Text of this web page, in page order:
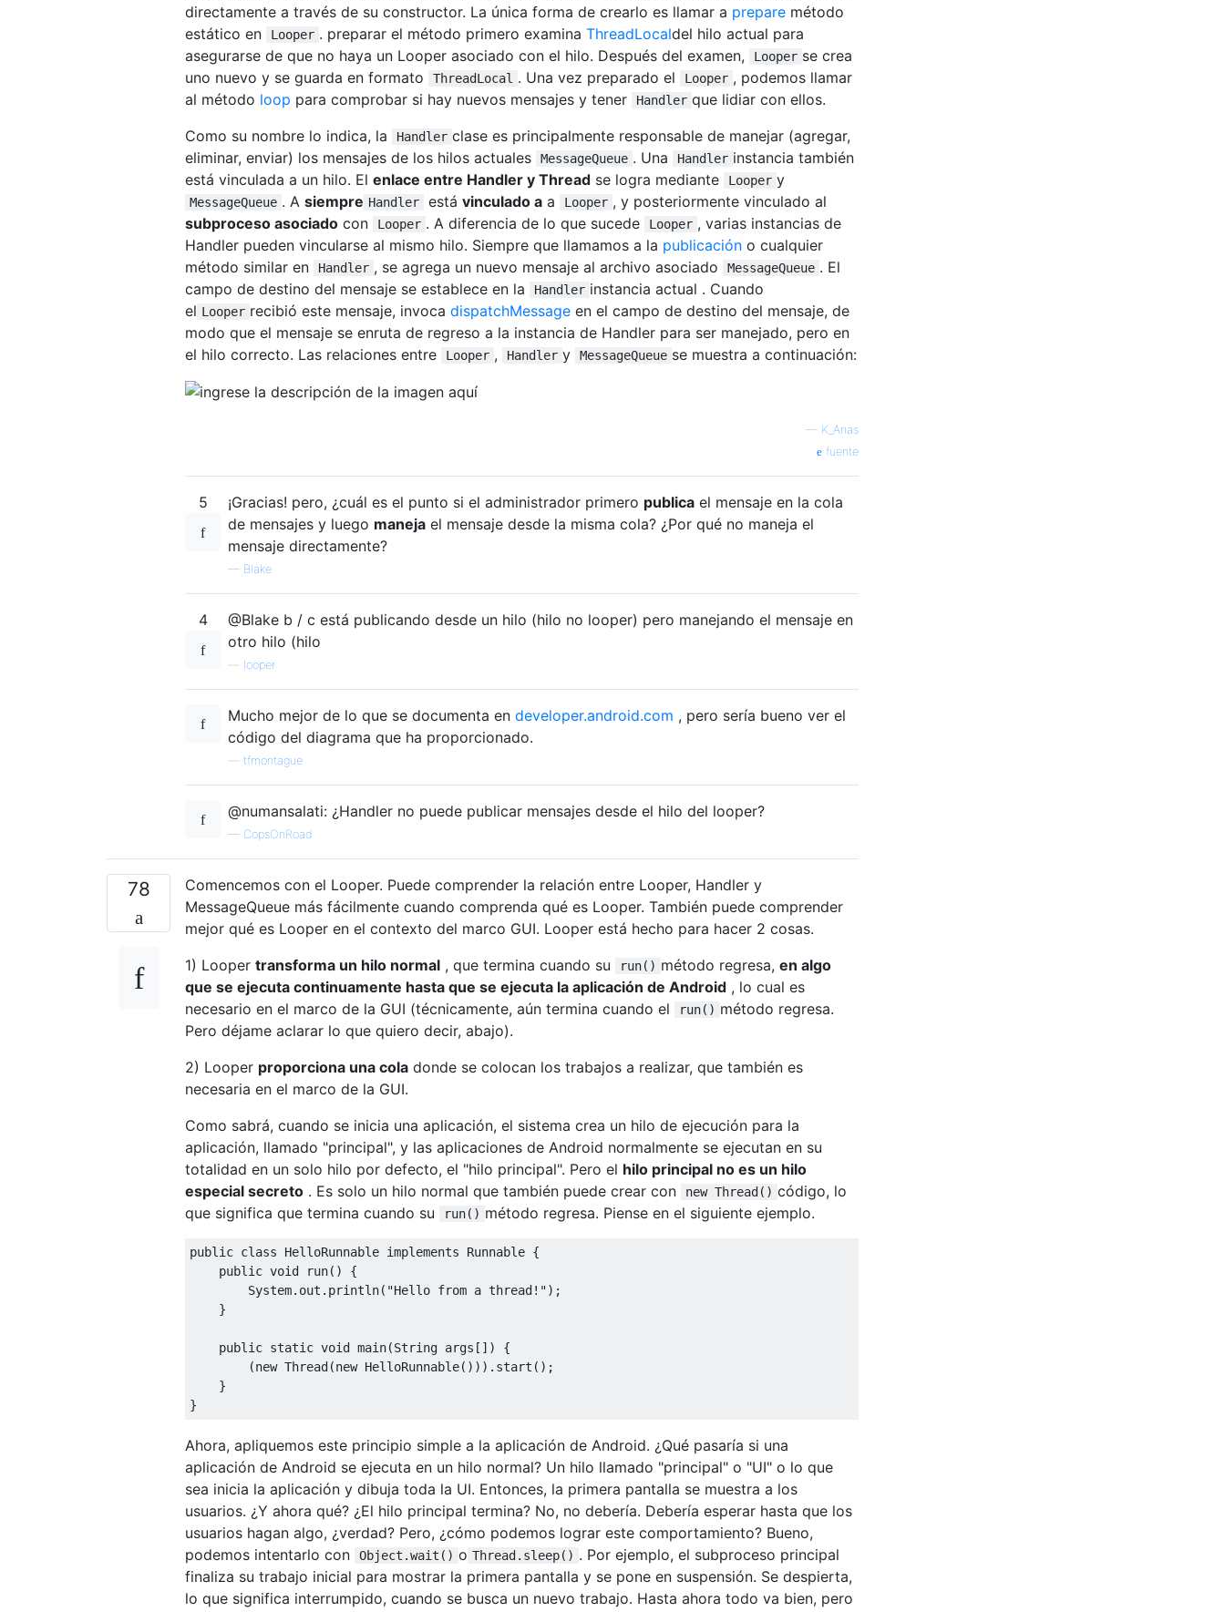
directamente a través de su constructor. La única forma de crearlo es llamar a prepare método
estático en
Looper . preparar el método primero examina ThreadLocaldel hilo actual para
asegurarse de que no haya un Looper asociado con el hilo. Después del examen,
Looper se crea
uno nuevo y se guarda en formato
ThreadLocal . Una vez preparado el Looper , podemos llamar
al método loop para comprobar si hay nuevos mensajes y tener Handler que lidiar con ellos.
Como su nombre lo indica, la
Handler clase es principalmente responsable de manejar (agregar,
eliminar, enviar) los mensajes de los hilos actuales
MessageQueue . Una Handler instancia también
está vinculada a un hilo. El enlace entre Handler y Thread se logra mediante Looper y
MessageQueue . A siempre Handler está vinculado a a Looper , y posteriormente vinculado al
subproceso asociado con Looper . A diferencia de lo que sucede Looper , varias instancias de
Handler pueden vincularse al mismo hilo. Siempre que llamamos a la publicación o cualquier
método similar en
Handler , se agrega un nuevo mensaje al archivo asociado MessageQueue . El
campo de destino del mensaje se establece en la
Handler instancia actual . Cuando
el Looper recibió este mensaje, invoca dispatchMessage en el campo de destino del mensaje, de
modo que el mensaje se enruta de regreso a la instancia de Handler para ser manejado, pero en
el hilo correcto. Las relaciones entre
Looper , Handler y MessageQueue se muestra a continuación:
— K_Anas
fuente
5 ¡Gracias! pero, ¿cuál es el punto si el administrador primero publica el mensaje en la cola
de mensajes y luego maneja el mensaje desde la misma cola? ¿Por qué no maneja el
mensaje directamente?
— Blake
4
@Blake b / c está publicando desde un hilo (hilo no looper) pero manejando el mensaje en
otro hilo (hilo
looper
Mucho mejor de lo que se documenta en developer.android.com , pero sería bueno ver el
código del diagrama que ha proporcionado.
tfmontague
@numansalati: ¿Handler no puede publicar mensajes desde el hilo del looper?
— CopsOnRoad
78
Comencemos con el Looper. Puede comprender la relación entre Looper, Handler y
MessageQueue más fácilmente cuando comprenda qué es Looper. También puede comprender
mejor qué es Looper en el contexto del marco GUI. Looper está hecho para hacer 2 cosas.
1) Looper transforma un hilo normal , que termina cuando su run() método regresa, en algo
que se ejecuta continuamente hasta que se ejecuta la aplicación de Android , lo cual es
necesario en el marco de la GUI (técnicamente, aún termina cuando el
run() método regresa.
Pero déjame aclarar lo que quiero decir, abajo).
2) Looper proporciona una cola donde se colocan los trabajos a realizar, que también es
necesaria en el marco de la GUI.
Como sabrá, cuando se inicia una aplicación, el sistema crea un hilo de ejecución para la
aplicación, llamado "principal", y las aplicaciones de Android normalmente se ejecutan en su
totalidad en un solo hilo por defecto, el "hilo principal". Pero el hilo principal no es un hilo
especial secreto . Es solo un hilo normal que también puede crear con new Thread() código, lo
que significa que termina cuando su
run() método regresa. Piense en el siguiente ejemplo.
public class HelloRunnable implements Runnable {
public void run()
{
System. out . println( "Hello from a thread!");
}
public static void main(String args [])
{
(new Thread (new HelloRunnable())). start ();
}
}
Ahora, apliquemos este principio simple a la aplicación de Android. ¿Qué pasaría si una
aplicación de Android se ejecuta en un hilo normal? Un hilo llamado "principal" o "UI" o lo que
sea inicia la aplicación y dibuja toda la UI. Entonces, la primera pantalla se muestra a los
usuarios. ¿Y ahora qué? ¿El hilo principal termina? No, no debería. Debería esperar hasta que los
usuarios hagan algo, ¿verdad? Pero, ¿cómo podemos lograr este comportamiento? Bueno,
podemos intentarlo con
Object.wait() o Thread.sleep() . Por ejemplo, el subproceso principal
finaliza su trabajo inicial para mostrar la primera pantalla y se pone en suspensión. Se despierta,
lo que significa interrumpido, cuando se busca un nuevo trabajo. Hasta ahora todo va bien, pero